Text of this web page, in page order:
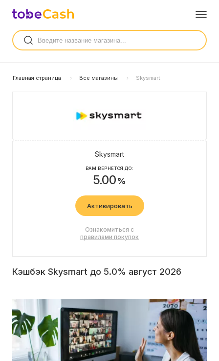
Главная страница Все магазины Skysmart
Skysmart
ВАМ ВЕРНЕТСЯ ДО:
5.00%
Активировать
Ознакомиться с
правилами покупок
Кэшбэк Skysmart до 5.0% август 2026